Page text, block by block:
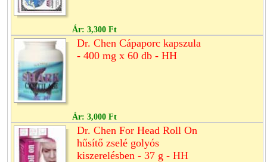
Ár: 3,300 Ft
Dr. Chen Cápaporc kapszula
- 400 mg x 60 db - HH
Ár: 3,000 Ft
Dr. Chen For Head Roll On
hűsítő zselé golyós
kiszerelésben - 37 g - HH